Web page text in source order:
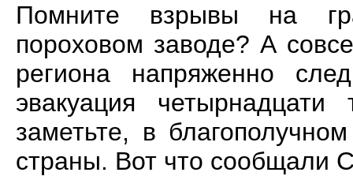
Помните взрывы на
пороховом заводе? А
региона напряженно
эвакуация
заметьте, в
страны. Вот что сообщали